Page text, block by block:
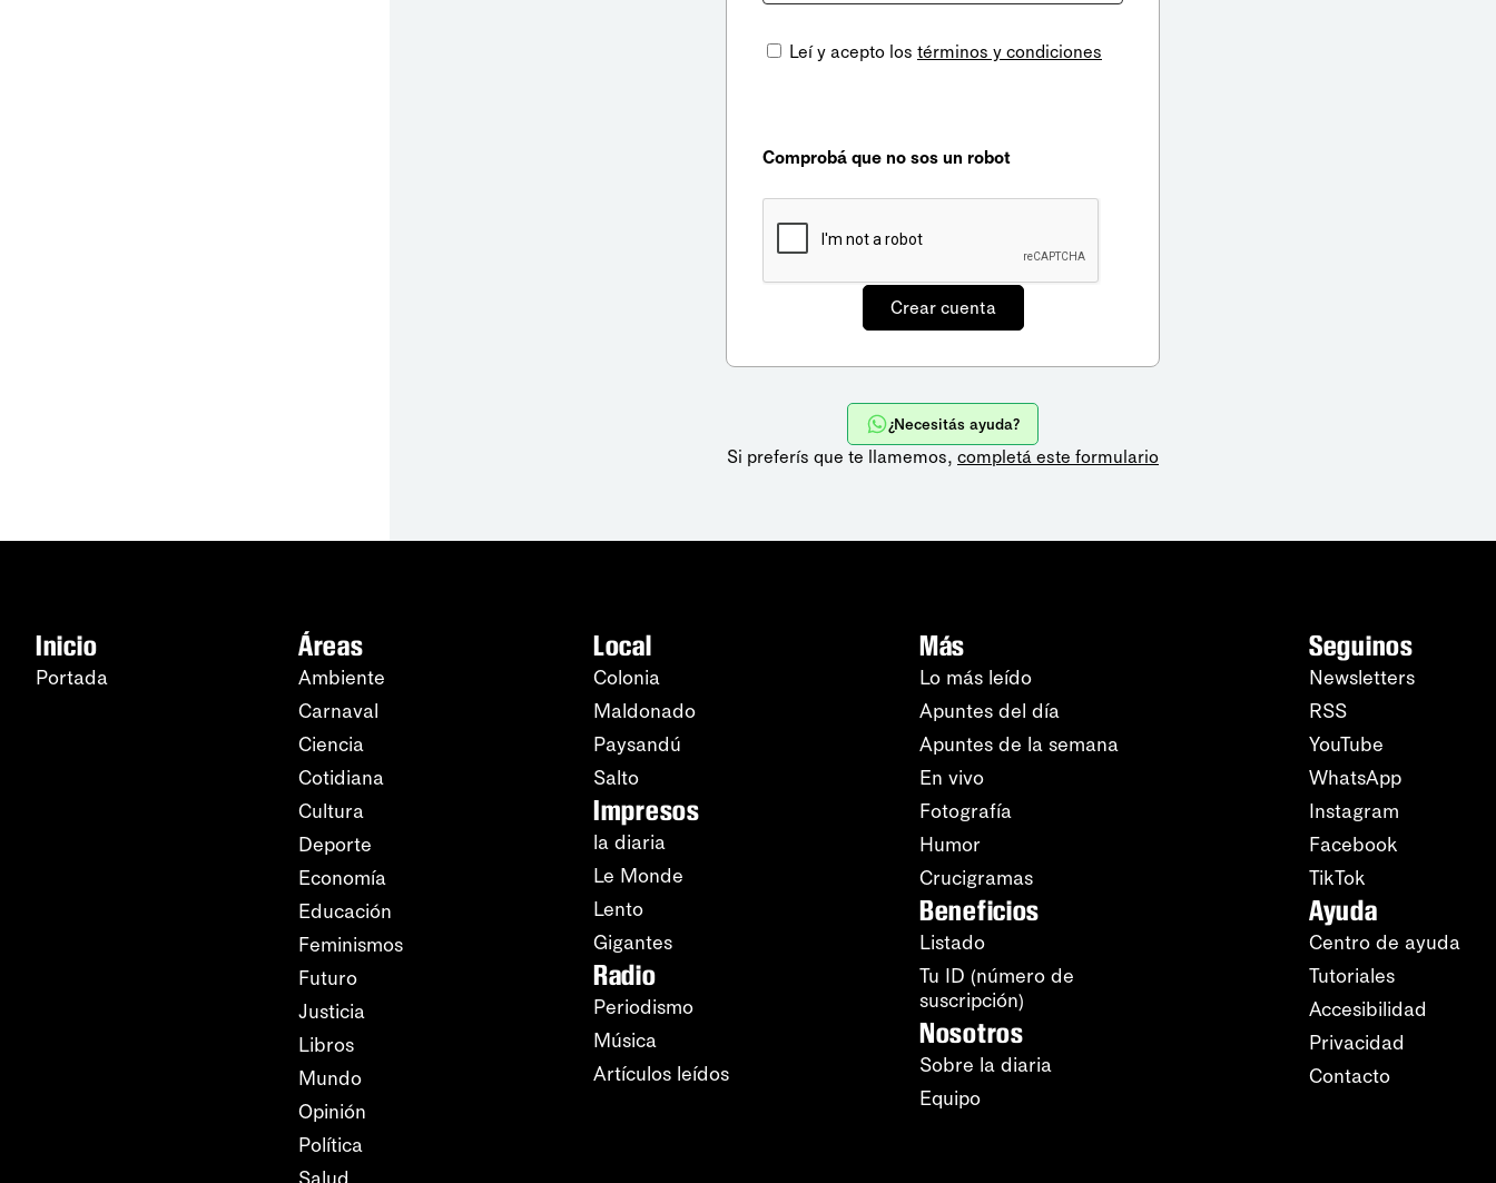
Leí y acepto los términos y condiciones
Comprobá que no sos un robot
¿Necesitás ayuda?
Si preferís que te llamemos, completá este formulario
Inicio
Portada
Áreas
Ambiente
Carnaval
Ciencia
Cotidiana
Cultura
Deporte
Economía
Educación
Feminismos
Futuro
Justicia
Libros
Mundo
Opinión
Política
Local
Colonia
Maldonado
Paysandú
Salto
Impresos
la diaria
Le Monde
Lento
Gigantes
Radio
Periodismo
Música
Artículos leídos
Más
Lo más leído
Apuntes del día
Apuntes de la semana
En vivo
Fotografía
Humor
Crucigramas
Beneficios
Listado
Tu ID (número de
suscripción)
Nosotros
Sobre la diaria
Equipo
Seguinos
Newsletters
RSS
YouTube
WhatsApp
Instagram
Facebook
TikTok
Ayuda
Centro de ayuda
Tutoriales
Accesibilidad
Privacidad
Contacto